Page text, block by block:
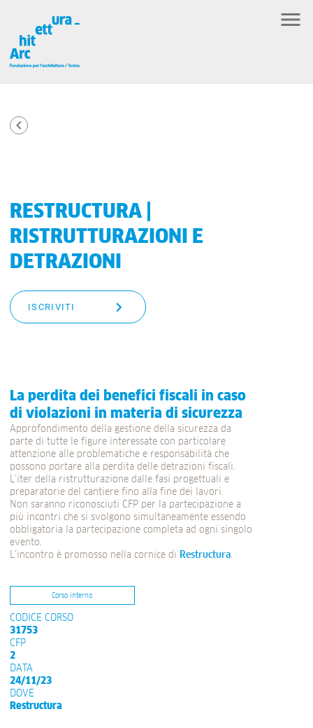
RESTRUCTURA |
RISTRUTTURAZIONI E
DETRAZIONI
ISCRIVITI
La perdita dei benefici fiscali in caso
di violazioni in materia di sicurezza
Approfondimento della gestione della sicurezza da
parte di tutte le figure interessate con particolare
attenzione alle problematiche e responsabilità che
possono portare alla perdita delle detrazioni fiscali.
L’iter della ristrutturazione dalle fasi progettuali e
preparatorie del cantiere fino alla fine dei lavori.
Non saranno riconosciuti CFP per la partecipazione a
più incontri che si svolgono simultaneamente essendo
obbligatoria la partecipazione completa ad ogni singolo
evento.
L’incontro è promosso nella cornice di Restructura
Corso interno
CODICE CORSO
31753
CFP
2
DATA
24/11/23
DOVE
Restructura